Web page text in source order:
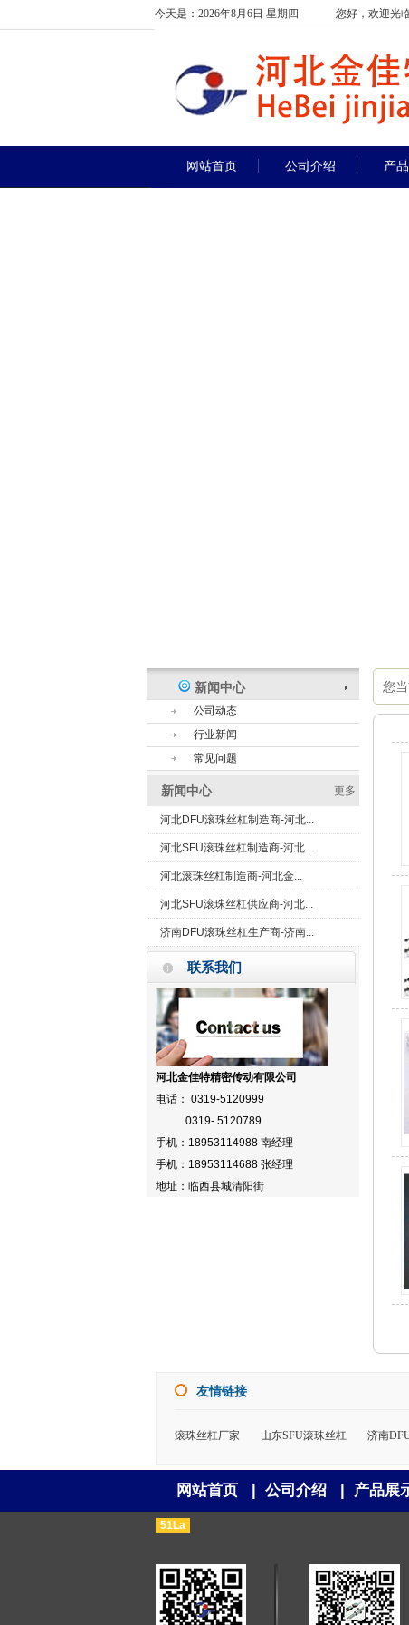
今天是：2026年8月6日 星期四 您好，欢迎光
网站首页 公司介绍 产
新闻中心
公司动态
行业新闻
常见问题
新闻中心 更多
河北DFU滚珠丝杠制造商-河北...
河北SFU滚珠丝杠制造商-河北...
河北滚珠丝杠制造商-河北金...
河北SFU滚珠丝杠供应商-河北...
济南DFU滚珠丝杠生产商-济南...
联系我们
河北金佳特精密传动有限公司
电话： 0319-5120999
0319- 5120789
手机：18953114988 南经理
手机：18953114688 张经理
地址：临西县城清阳街
您
友情链接
滚珠丝杠厂家 山东SFU滚珠丝杠 济南
网站首页| 公司介绍| 产品展
51La